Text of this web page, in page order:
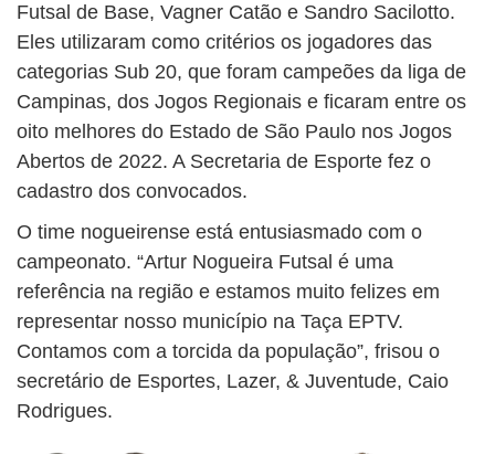
Futsal de Base, Vagner Catão e Sandro Sacilotto.
Eles utilizaram como critérios os jogadores das
categorias Sub 20, que foram campeões da liga de
Campinas, dos Jogos Regionais e ficaram entre os
oito melhores do Estado de São Paulo nos Jogos
Abertos de 2022. A Secretaria de Esporte fez o
cadastro dos convocados.
O time nogueirense está entusiasmado com o
campeonato. “Artur Nogueira Futsal é uma
referência na região e estamos muito felizes em
representar nosso município na Taça EPTV.
Contamos com a torcida da população”, frisou o
secretário de Esportes, Lazer, & Juventude, Caio
Rodrigues.